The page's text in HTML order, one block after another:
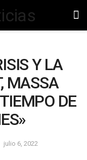
Y LA
MASSA
DE
julio 6, 2022